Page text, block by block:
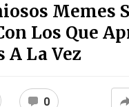
Memes
Los Que
A La Vez
0